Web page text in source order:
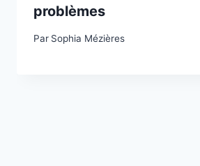
problèmes
Par Sophia Mézières